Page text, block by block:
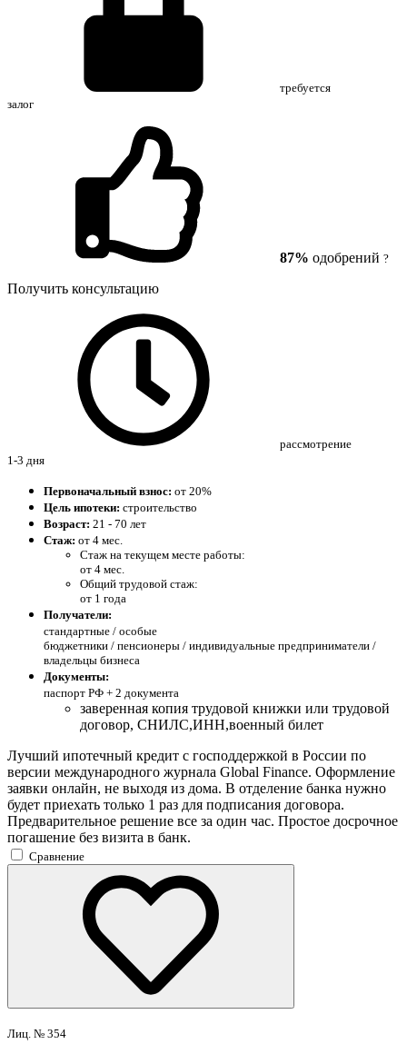
требуется
залог
87% одобрений ?
Получить консультацию
рассмотрение
1-3 дня
Первоначальный взнос: от 20%
Цель ипотеки: строительство
Возраст: 21 - 70 лет
Стаж: от 4 мес.
Стаж на текущем месте работы:
от 4 мес.
Общий трудовой стаж:
от 1 года
Получатели:
стандартные / особые
бюджетники / пенсионеры / индивидуальные предприниматели /
владельцы бизнеса
Документы:
паспорт РФ + 2 документа
заверенная копия трудовой книжки или трудовой
договор, СНИЛС,ИНН,военный билет
Лучший ипотечный кредит с господдержкой в России по
версии международного журнала Global Finance. Оформление
заявки онлайн, не выходя из дома. В отделение банка нужно
будет приехать только 1 раз для подписания договора.
Предварительное решение все за один час. Простое досрочное
погашение без визита в банк.
Сравнение
Лиц. № 354